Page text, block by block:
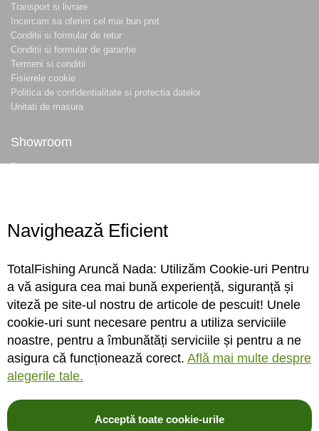
Transport si livrare
Incercam sa oferim cel mai bun pret
Conditii si formular de retur
Conditii si formular de garantie
Termeni si conditii
Fisierele cookie
Politica de confidentialitate si protectia datelor
Unitati de masura
Showroom
Despre noi
Conecteaza-te
Sa ne cunoastem mai bine. Vino alaturi de noi pe reteaua ta preferata. Te
asteptam cu stiri, surprize, concursuri, premii ...
Navighează Eficient
TotalFishing Aruncă Nada: Utilizăm Cookie-uri Pentru
a vă asigura cea mai bună experiență, siguranță și
viteză pe site-ul nostru de articole de pescuit! Unele
cookie-uri sunt necesare pentru a utiliza serviciile
noastre, pentru a îmbunătăți serviciile și pentru a ne
asigura că funcționează corect. Află mai multe despre
alegerile tale.
Acceptă toate cookie-urile